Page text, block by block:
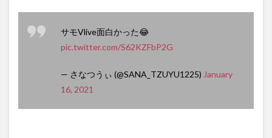
サモVlive面白かった😂
pic.twitter.com/S62KZFbP2G
— さなつうぃ (@SANA_TZUYU1225) January
16, 2021